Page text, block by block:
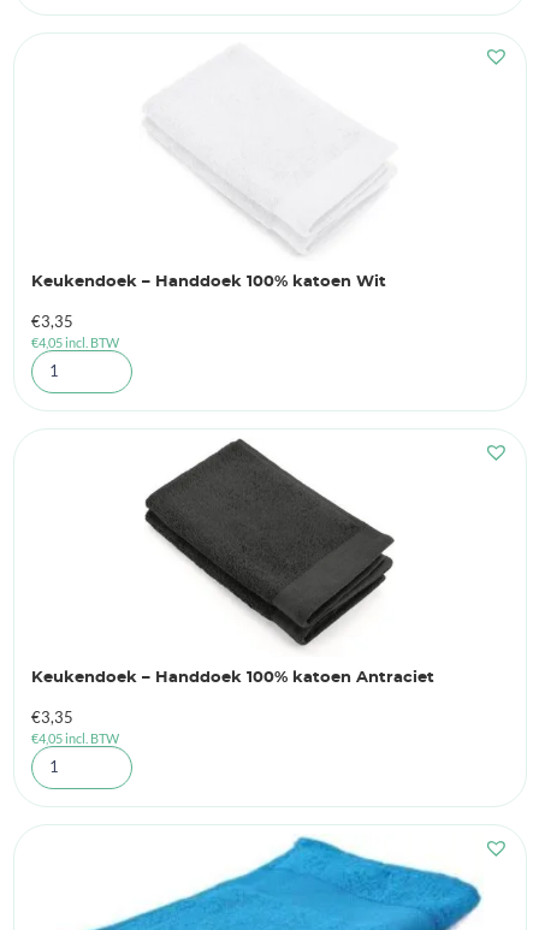
Keukendoek – Handdoek 100% katoen Wit
€3,35
€4,05incl. BTW
Keukendoek – Handdoek 100% katoen Antraciet
€3,35
€4,05incl. BTW